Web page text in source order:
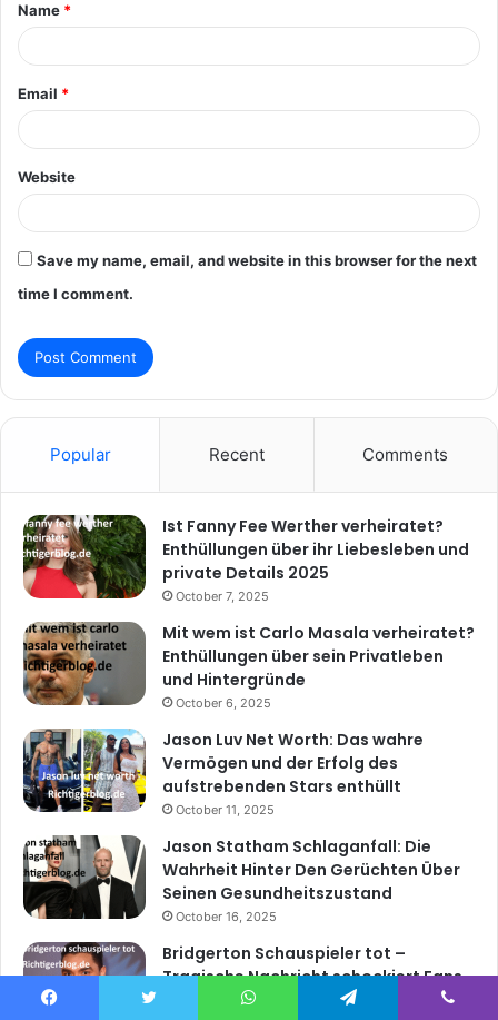
*
Name *
Email *
Website
Save my name, email, and website in this browser for the next
time I comment.
Popular Recent Comments
Ist Fanny Fee Werther verheiratet?
Enthüllungen über ihr Liebesleben und
private Details 2025
October 7, 2025
Mit wem ist Carlo Masala verheiratet?
Enthüllungen über sein Privatleben
und Hintergründe
October 6, 2025
Jason Luv Net Worth: Das wahre
Vermögen und der Erfolg des
aufstrebenden Stars enthüllt
October 11, 2025
Jason Statham Schlaganfall: Die
Wahrheit Hinter Den Gerüchten Über
Seinen Gesundheitszustand
October 16, 2025
Bridgerton Schauspieler tot –
Tragische Nachricht schockiert Fans
der Erfolgsserie